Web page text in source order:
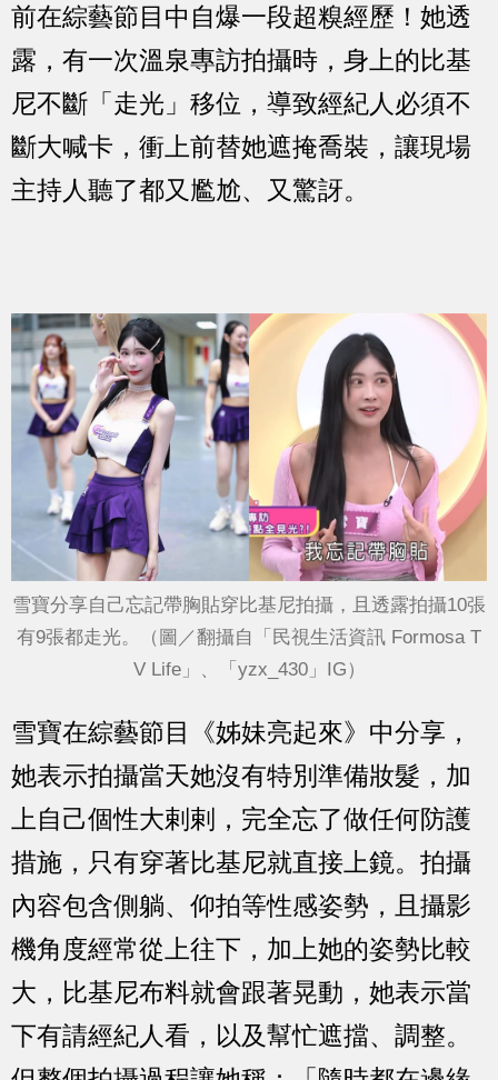
前在綜藝節目中自爆一段超糗經歷！她透
露，有一次溫泉專訪拍攝時，身上的比基
尼不斷「走光」移位，導致經紀人必須不
斷大喊卡，衝上前替她遮掩喬裝，讓現場
主持人聽了都又尷尬、又驚訝。
雪寶分享自己忘記帶胸貼穿比基尼拍攝，且透露拍攝10張
有9張都走光。（圖／翻攝自「民視生活資訊 Formosa T
V Life」、「yzx_430」IG）
雪寶在綜藝節目《姊妹亮起來》中分享，
她表示拍攝當天她沒有特別準備妝髮，加
上自己個性大剌剌，完全忘了做任何防護
措施，只有穿著比基尼就直接上鏡。拍攝
內容包含側躺、仰拍等性感姿勢，且攝影
機角度經常從上往下，加上她的姿勢比較
大，比基尼布料就會跟著晃動，她表示當
下有請經紀人看，以及幫忙遮擋、調整。